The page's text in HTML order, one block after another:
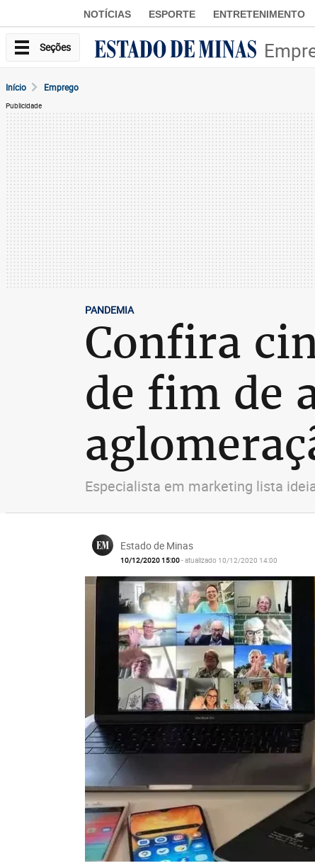
NOTÍCIAS ESPORTE ENTRETENIMENTO
Seções
Início Emprego
Publicidade
PANDEMIA
Confira
de fim de
Especialista em marketing lista
Estado de Minas
10/12/2020 15:00- atualizado 10/12/2020 14:00